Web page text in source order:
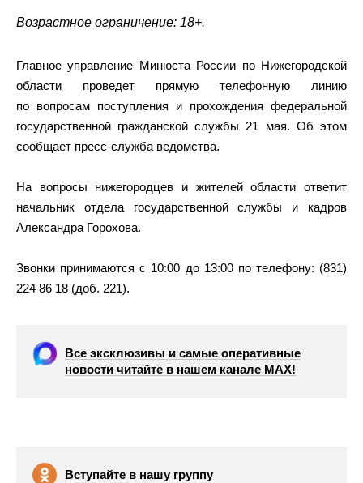
Возрастное ограничение: 18+.
Главное управление Минюста России по Нижегородской
области проведет прямую телефонную линию
по вопросам поступления и прохождения федеральной
государственной гражданской службы 21 мая. Об этом
сообщает пресс-служба ведомства.
На вопросы нижегородцев и жителей области ответит
начальник отдела государственной службы и кадров
Александра Горохова.
Звонки принимаются с 10:00 до 13:00 по телефону: (831)
224 86 18 (доб. 221).
Все эксклюзивы и самые оперативные
новости читайте в нашем канале МАХ!
Вступайте в нашу группу